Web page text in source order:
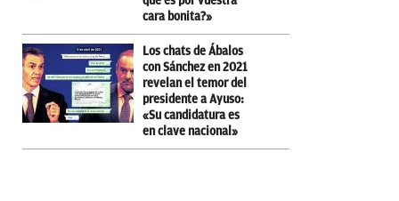
cara bonita?»
Los chats de Ábalos
con Sánchez en 2021
revelan el temor del
presidente a Ayuso:
«Su candidatura es
en clave nacional»